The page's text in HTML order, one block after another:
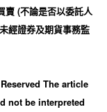
賣 (不論是否以委託人
經證券及期貨事務監
The article
not be interpreted